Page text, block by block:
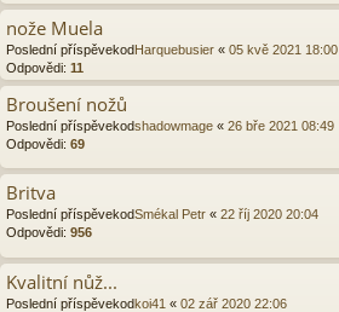
nože Muela
Poslední příspěvekodHarquebusier « 05 kvě 2021 18:00
Odpovědi: 11
Broušení nožů
Poslední příspěvekodshadowmage « 26 bře 2021 08:49
Odpovědi: 69
Britva
Poslední příspěvekodSmékal Petr « 22 říj 2020 20:04
Odpovědi: 956
Kvalitní nůž...
Poslední příspěvekodkoi41 « 02 zář 2020 22:06